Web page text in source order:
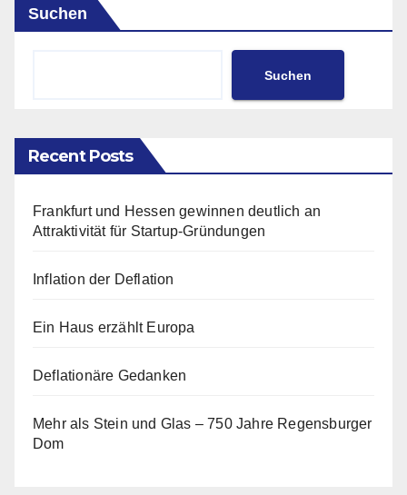
Suchen
Suchen
Recent Posts
Frankfurt und Hessen gewinnen deutlich an
Attraktivität für Startup-Gründungen
Inflation der Deflation
Ein Haus erzählt Europa
Deflationäre Gedanken
Mehr als Stein und Glas – 750 Jahre Regensburger
Dom